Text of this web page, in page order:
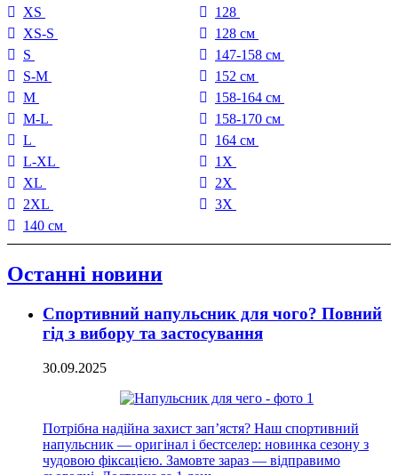
XS
XS-S
S
S-M
M
M-L
L
L-XL
XL
2XL
140 см
128
128 см
147-158 см
152 см
158-164 см
158-170 см
164 см
1X
2X
3X
Останні новини
Спортивний напульсник для чого? Повний
гід з вибору та застосування
30.09.2025
Потрібна надійна захист зап’ястя? Наш спортивний
напульсник — оригінал і бестселер: новинка сезону з
чудовою фіксацією. Замовте зараз — відправимо